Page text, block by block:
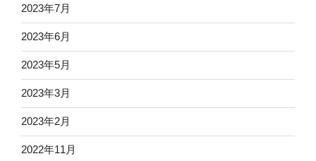
2023年7月
2023年6月
2023年5月
2023年3月
2023年2月
2022年11月